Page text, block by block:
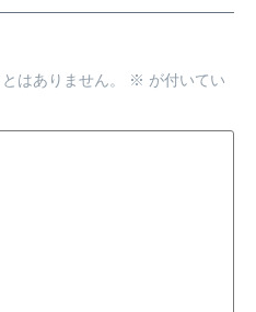
はありません。 ※ が付いてい